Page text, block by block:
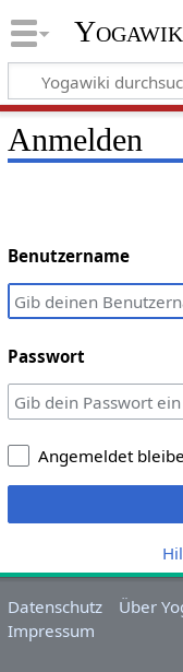
Anmelden
Benutzername
Passwort
Angemeldet
Datenschutz
Über
Impressum